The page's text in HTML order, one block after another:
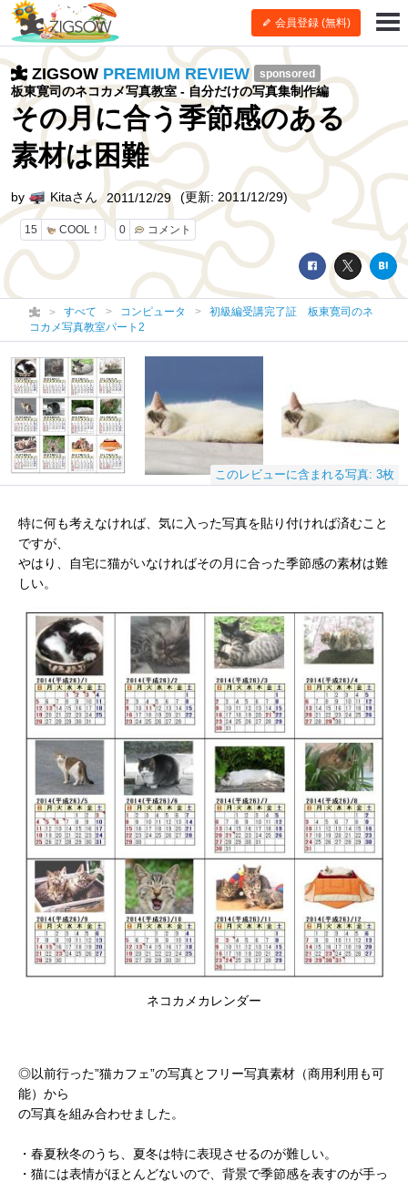
会員登録 (無料)
ZIGSOW PREMIUM REVIEW sponsored
板東寛司のネコカメ写真教室 - 自分だけの写真集制作編
その月に合う季節感のある
素材は困難
15 COOL！ 0 コメント
by Kitaさん 2011/12/29 (更新: 2011/12/29)
すべて コンピュータ
初級編受講完了証 板東寛司のネ
コカメ写真教室パート2
このレビューに含まれる写真: 3枚
特に何も考えなければ、気に入った写真を貼り付ければ済むこと
ですが、
やはり、自宅に猫がいなければその月に合った季節感の素材は難
しい。
ネコカメカレンダー
◎以前行った”猫カフェ”の写真とフリー写真素材（商用利用も可
能）から
の写真を組み合わせました。
・春夏秋冬のうち、夏冬は特に表現させるのが難しい。
・猫には表情がほとんどないので、背景で季節感を表すのが手っ